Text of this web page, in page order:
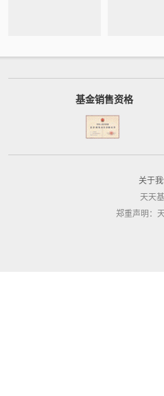
基金销售资格
关于我
天天
郑重声明：